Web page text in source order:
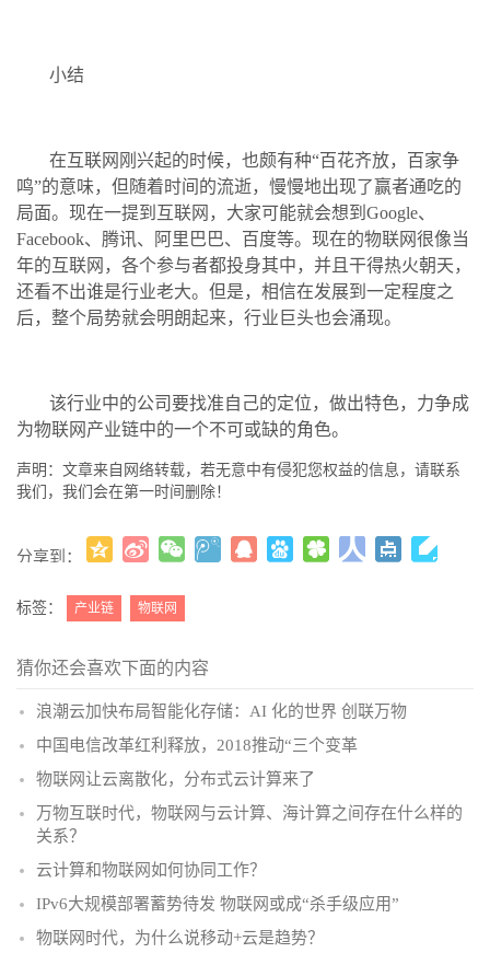
小结
在互联网刚兴起的时候，也颇有种“百花齐放，百家争
鸣”的意味，但随着时间的流逝，慢慢地出现了赢者通吃的
局面。现在一提到互联网，大家可能就会想到Google、
Facebook、腾讯、阿里巴巴、百度等。现在的物联网很像当
年的互联网，各个参与者都投身其中，并且干得热火朝天，
还看不出谁是行业老大。但是，相信在发展到一定程度之
后，整个局势就会明朗起来，行业巨头也会涌现。
该行业中的公司要找准自己的定位，做出特色，力争成
为物联网产业链中的一个不可或缺的角色。
声明：文章来自网络转载，若无意中有侵犯您权益的信息，请联系
我们，我们会在第一时间删除！
分享到：
标签： 产业链 物联网
猜你还会喜欢下面的内容
浪潮云加快布局智能化存储：AI 化的世界 创联万物
中国电信改革红利释放，2018推动“三个变革
物联网让云离散化，分布式云计算来了
万物互联时代，物联网与云计算、海计算之间存在什么样的
关系？
云计算和物联网如何协同工作？
IPv6大规模部署蓄势待发 物联网或成“杀手级应用”
物联网时代，为什么说移动+云是趋势？